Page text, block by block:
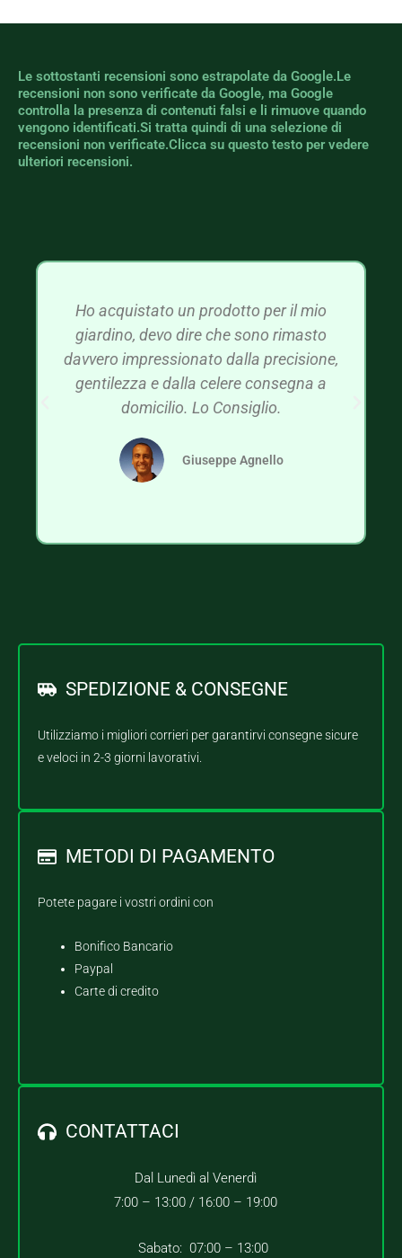
Le sottostanti recensioni sono estrapolate da Google.Le
recensioni non sono verificate da Google, ma Google
controlla la presenza di contenuti falsi e li rimuove quando
vengono identificati.Si tratta quindi di una selezione di
recensioni non verificate.Clicca su questo testo per vedere
ulteriori recensioni.
Ho acquistato un prodotto per il mio
giardino, devo dire che sono rimasto
davvero impressionato dalla precisione,
gentilezza e dalla celere consegna a
domicilio. Lo Consiglio.
Giuseppe Agnello
SPEDIZIONE & CONSEGNE
Utilizziamo i migliori corrieri per garantirvi consegne sicure
e veloci in 2-3 giorni lavorativi.
METODI DI PAGAMENTO
Potete pagare i vostri ordini con
Bonifico Bancario
Paypal
Carte di credito
CONTATTACI
Dal Lunedì al Venerdì
7:00 – 13:00 / 16:00 – 19:00
Sabato: 07:00 – 13:00